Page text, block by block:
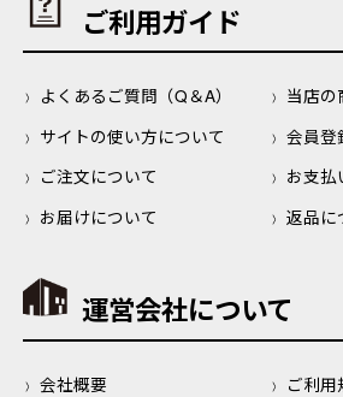
ご利用ガイド
よくあるご質問（Q＆A）
当店の
サイトの使い方について
会員登
ご注文について
お支払
お届けについて
返品に
運営会社について
会社概要
ご利用